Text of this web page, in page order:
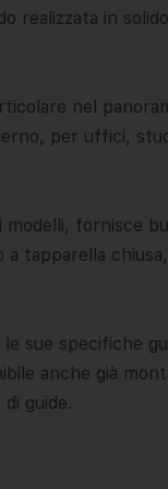
realizzata in
nel
per uffici,
fornisce
tapparella
sue specifiche
anche già
guide.